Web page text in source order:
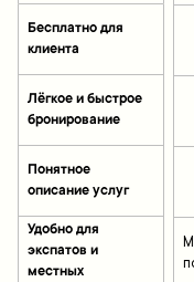
Бесплатно для
клиента
Лёгкое и быстрое
бронирование
Понятное
описание услуг
Удобно для
экспатов и
местных